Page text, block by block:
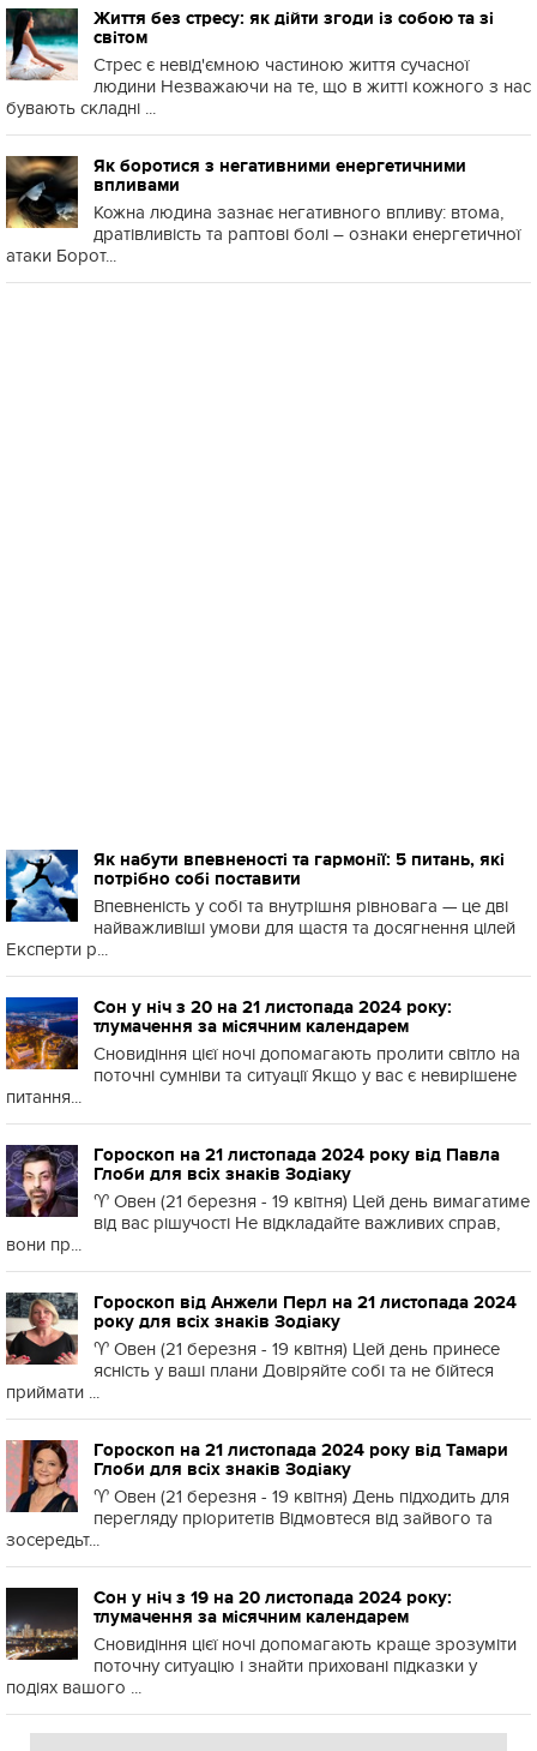
Життя без стресу: як дійти згоди із собою та зі
світом
Стрес є невід'ємною частиною життя сучасної
людини Незважаючи на те, що в житті кожного з нас
бувають складні ...
Як боротися з негативними енергетичними
впливами
Кожна людина зазнає негативного впливу: втома,
дратівливість та раптові болі – ознаки енергетичної
атаки Борот...
Як набути впевненості та гармонії: 5 питань, які
потрібно собі поставити
Впевненість у собі та внутрішня рівновага — це дві
найважливіші умови для щастя та досягнення цілей
Експерти р...
Сон у ніч з 20 на 21 листопада 2024 року:
тлумачення за місячним календарем
Сновидіння цієї ночі допомагають пролити світло на
поточні сумніви та ситуації Якщо у вас є невирішене
питання...
Гороскоп на 21 листопада 2024 року від Павла
Глоби для всіх знаків Зодіаку
♈️ Овен (21 березня - 19 квітня) Цей день вимагатиме
від вас рішучості Не відкладайте важливих справ,
вони пр...
Гороскоп від Анжели Перл на 21 листопада 2024
року для всіх знаків Зодіаку
♈️ Овен (21 березня - 19 квітня) Цей день принесе
ясність у ваші плани Довіряйте собі та не бійтеся
приймати ...
Гороскоп на 21 листопада 2024 року від Тамари
Глоби для всіх знаків Зодіаку
♈️ Овен (21 березня - 19 квітня) День підходить для
перегляду пріоритетів Відмовтеся від зайвого та
зосередьт...
Сон у ніч з 19 на 20 листопада 2024 року:
тлумачення за місячним календарем
Сновидіння цієї ночі допомагають краще зрозуміти
поточну ситуацію і знайти приховані підказки у
подіях вашого ...